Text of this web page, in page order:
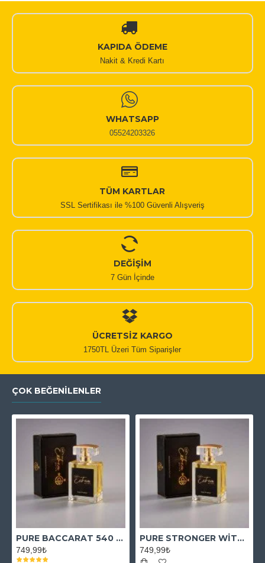
KAPIDA ÖDEME
Nakit & Kredi Kartı
WHATSAPP
05524203326
TÜM KARTLAR
SSL Sertifikası ile %100 Güvenli Alışveriş
DEĞİŞİM
7 Gün İçinde
ÜCRETSİZ KARGO
1750TL Üzeri Tüm Siparişler
ÇOK BEĞENILENLER
PURE BACCARAT 540 EXTRAİT
749,99₺
PURE STRONGER WİTH YOU ABSOLUTELY
749,99₺